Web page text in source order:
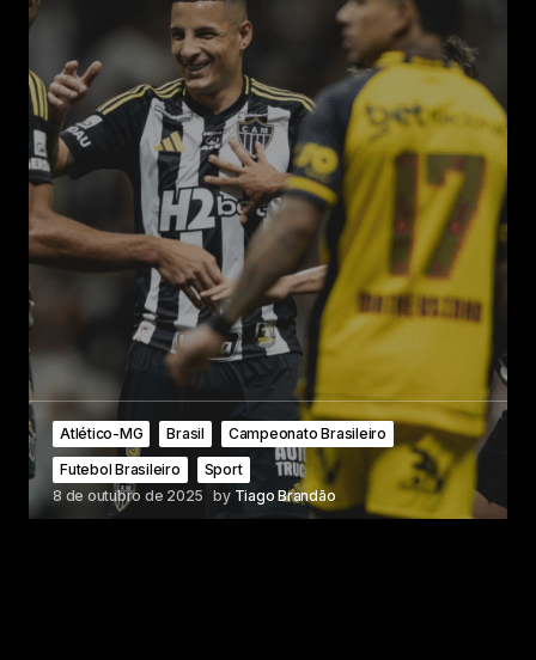
Atlético-MG Brasil
Campeonato Brasileiro
Futebol Brasileiro
Sport
8 de outubro de 2025
by Tiago Brandão